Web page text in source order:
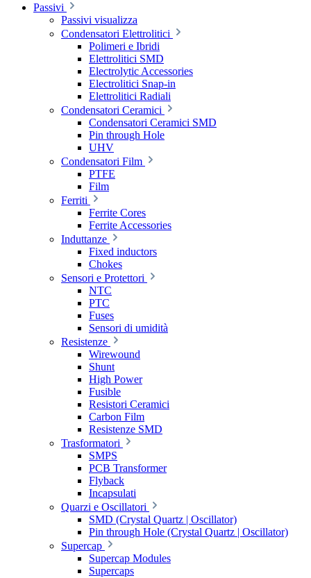
Passivi
Passivi visualizza
Condensatori Elettrolitici
Polimeri e Ibridi
Elettrolitici SMD
Electrolytic Accessories
Electrolitici Snap-in
Elettrolitici Radiali
Condensatori Ceramici
Condensatori Ceramici SMD
Pin through Hole
UHV
Condensatori Film
PTFE
Film
Ferriti
Ferrite Cores
Ferrite Accessories
Induttanze
Fixed inductors
Chokes
Sensori e Protettori
NTC
PTC
Fuses
Sensori di umidità
Resistenze
Wirewound
Shunt
High Power
Fusible
Resistori Ceramici
Carbon Film
Resistenze SMD
Trasformatori
SMPS
PCB Transformer
Flyback
Incapsulati
Quarzi e Oscillatori
SMD (Crystal Quartz | Oscillator)
Pin through Hole (Crystal Quartz | Oscillator)
Supercap
Supercap Modules
Supercaps